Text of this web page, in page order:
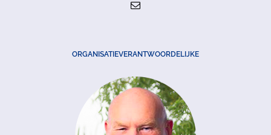
ORGANISATIEVERANTWOORDELIJKE